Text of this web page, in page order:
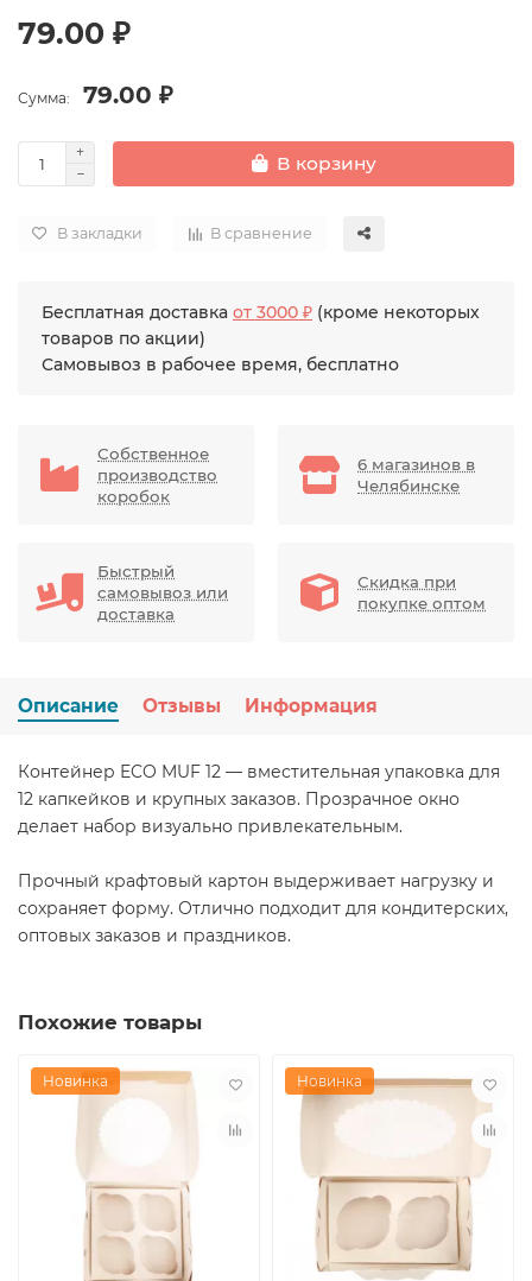
79.00 ₽
Сумма: 79.00 ₽
В корзину
В закладки В сравнение
Бесплатная доставка от 3000 ₽ (кроме некоторых
товаров по акции)
Самовывоз в рабочее время, бесплатно
Собственное
производство
коробок
6 магазинов в
Челябинске
Быстрый
самовывоз или
доставка
Скидка при
покупке оптом
Описание Отзывы Информация
Контейнер ECO MUF 12 — вместительная упаковка для
12 капкейков и крупных заказов. Прозрачное окно
делает набор визуально привлекательным.
Прочный крафтовый картон выдерживает нагрузку и
сохраняет форму. Отлично подходит для кондитерских,
оптовых заказов и праздников.
Похожие товары
Новинка Новинка